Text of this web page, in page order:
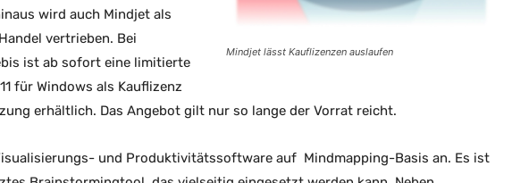
Mindjet lässt Kauflizenzen auslaufen
wird auch Mindjet als
vertrieben. Bei
ist ab sofort eine limitierte
für Windows als Kauflizenz
erhältlich. Das Angebot gilt nur so lange der Vorrat reicht.
und Produktivitätssoftware auf Mindmapping-Basis an. Es ist